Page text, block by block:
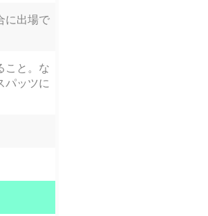
に出場で
こと。な
パッツに